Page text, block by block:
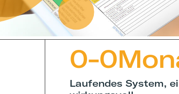
0-0
Laufendes System,